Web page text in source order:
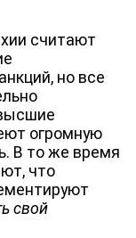
считают
но все
огромную
В то же время
что
свой